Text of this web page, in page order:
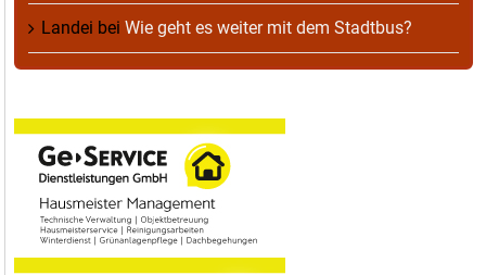
Landei bei Wie geht es weiter mit dem Stadtbus?